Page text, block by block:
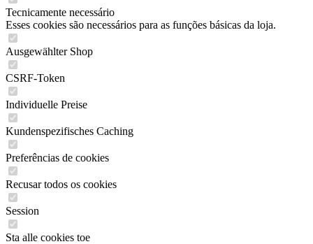
Tecnicamente necessário
Esses cookies são necessários para as funções básicas da loja.
Ausgewählter Shop
CSRF-Token
Individuelle Preise
Kundenspezifisches Caching
Preferências de cookies
Recusar todos os cookies
Session
Sta alle cookies toe